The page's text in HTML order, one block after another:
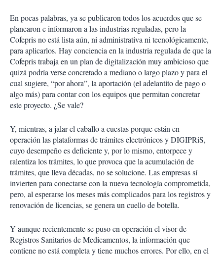
En pocas palabras, ya se publicaron todos los acuerdos que se
planearon e informaron a las industrias reguladas, pero la
Cofepris no está lista aún, ni administrativa ni tecnológicamente,
para aplicarlos. Hay conciencia en la industria regulada de que la
Cofepris trabaja en un plan de digitalización muy ambicioso que
quizá podría verse concretado a mediano o largo plazo y para el
cual sugiere, “por ahora”, la aportación (el adelantito de pago o
algo más) para contar con los equipos que permitan concretar
este proyecto. ¿Se vale?
Y, mientras, a jalar el caballo a cuestas porque están en
operación las plataformas de trámites electrónicos y DIGIPRiS,
cuyo desempeño es deficiente y, por lo mismo, entorpece y
ralentiza los trámites, lo que provoca que la acumulación de
trámites, que lleva décadas, no se solucione. Las empresas sí
invierten para conectarse con la nueva tecnología comprometida,
pero, al esperarse los meses más complicados para los registros y
renovación de licencias, se genera un cuello de botella.
Y aunque recientemente se puso en operación el visor de
Registros Sanitarios de Medicamentos, la información que
contiene no está completa y tiene muchos errores. Por ello, en el